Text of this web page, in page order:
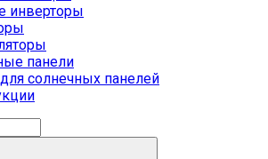
инверторы
панели
солнечных панелей